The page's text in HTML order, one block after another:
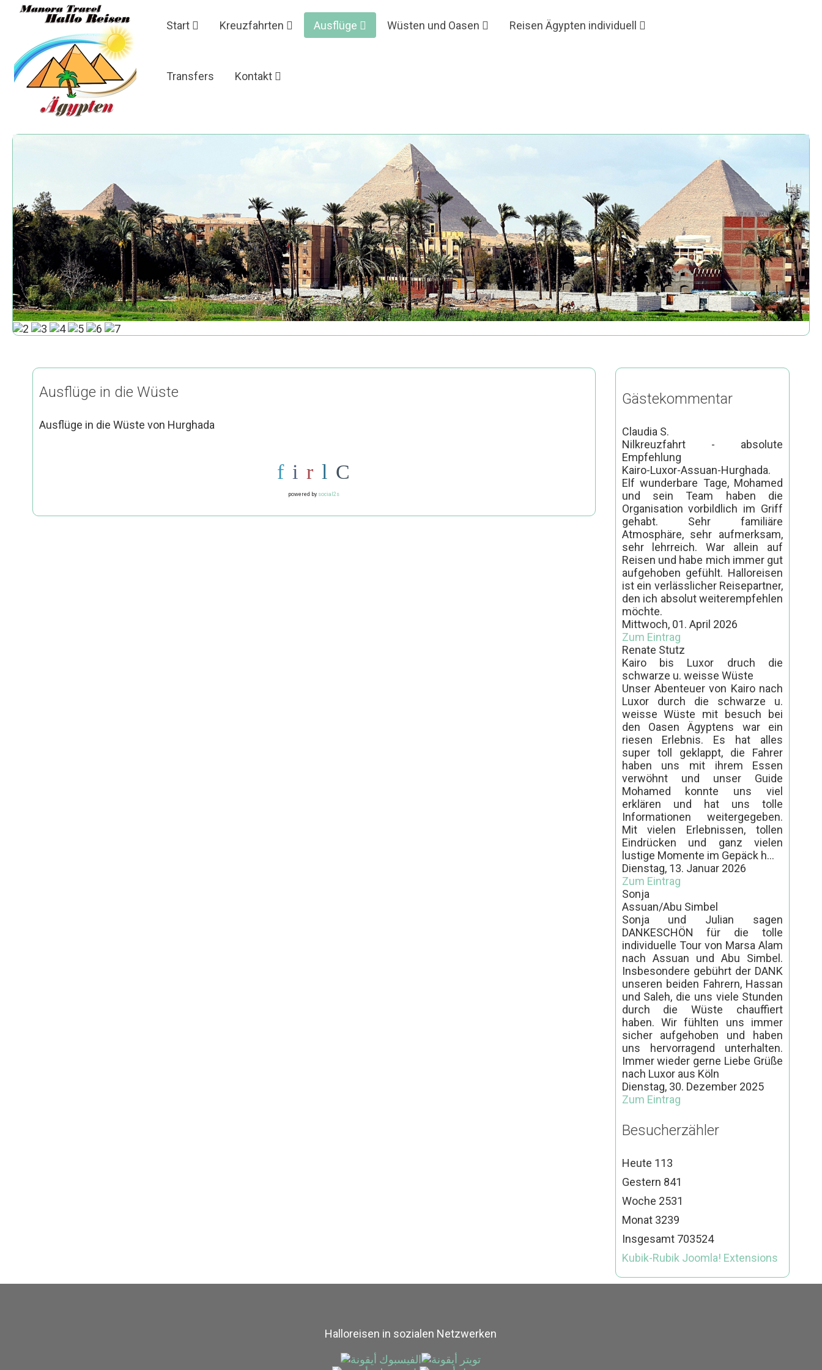
Start Kreuzfahrten Ausflüge Wüsten und Oasen Reisen Ägypten individuell
Transfers Kontakt
Ausflüge in die Wüste
Ausflüge in die Wüste von Hurghada
powered by social2s
Gästekommentar
Claudia S.
Nilkreuzfahrt - absolute
Empfehlung
Kairo-Luxor-Assuan-Hurghada.
Elf wunderbare Tage, Mohamed
und sein Team haben die
Organisation vorbildlich im Griff
gehabt. Sehr familiäre
Atmosphäre, sehr aufmerksam,
sehr lehrreich. War allein auf
Reisen und habe mich immer gut
aufgehoben gefühlt. Halloreisen
ist ein verlässlicher Reisepartner,
den ich absolut weiterempfehlen
möchte.
Mittwoch, 01. April 2026
Zum Eintrag
Renate Stutz
Kairo bis Luxor druch die
schwarze u. weisse Wüste
Unser Abenteuer von Kairo nach
Luxor durch die schwarze u.
weisse Wüste mit besuch bei
den Oasen Ägyptens war ein
riesen Erlebnis. Es hat alles
super toll geklappt, die Fahrer
haben uns mit ihrem Essen
verwöhnt und unser Guide
Mohamed konnte uns viel
erklären und hat uns tolle
Informationen weitergegeben.
Mit vielen Erlebnissen, tollen
Eindrücken und ganz vielen
lustige Momente im Gepäck h...
Dienstag, 13. Januar 2026
Zum Eintrag
Sonja
Assuan/Abu Simbel
Sonja und Julian sagen
DANKESCHÖN für die tolle
individuelle Tour von Marsa Alam
nach Assuan und Abu Simbel.
Insbesondere gebührt der DANK
unseren beiden Fahrern, Hassan
und Saleh, die uns viele Stunden
durch die Wüste chauffiert
haben. Wir fühlten uns immer
sicher aufgehoben und haben
uns hervorragend unterhalten.
Immer wieder gerne Liebe Grüße
nach Luxor aus Köln
Dienstag, 30. Dezember 2025
Zum Eintrag
Besucherzähler
Heute 113
Gestern 841
Woche 2531
Monat 3239
Insgesamt 703524
Kubik-Rubik Joomla! Extensions
Halloreisen in sozialen Netzwerken